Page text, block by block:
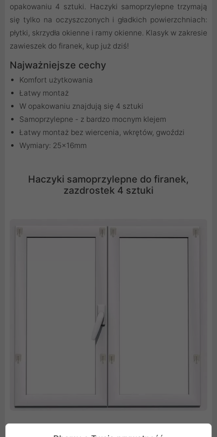
opakowaniu 4 sztuki. Haczyki samoprzylepne trzymają
się tylko na oczyszczonych i gładkich powierzchniach:
płytki, skrzydła okienne i ramy okienne. Klasyk w zakresie
zawieszek do firanek, kup już dziś!
Najważniejsze cechy
Komfort użytkowania
Łatwy montaż
W opakowaniu znajdują się 4 sztuki
Samoprzylepne - z bardzo mocnym klejem
Łatwy montaż bez wiercenia, wkrętów, gwoździ
Wymiary: 25x16mm
Haczyki samoprzylepne do firanek,
zazdrostek 4 sztuki